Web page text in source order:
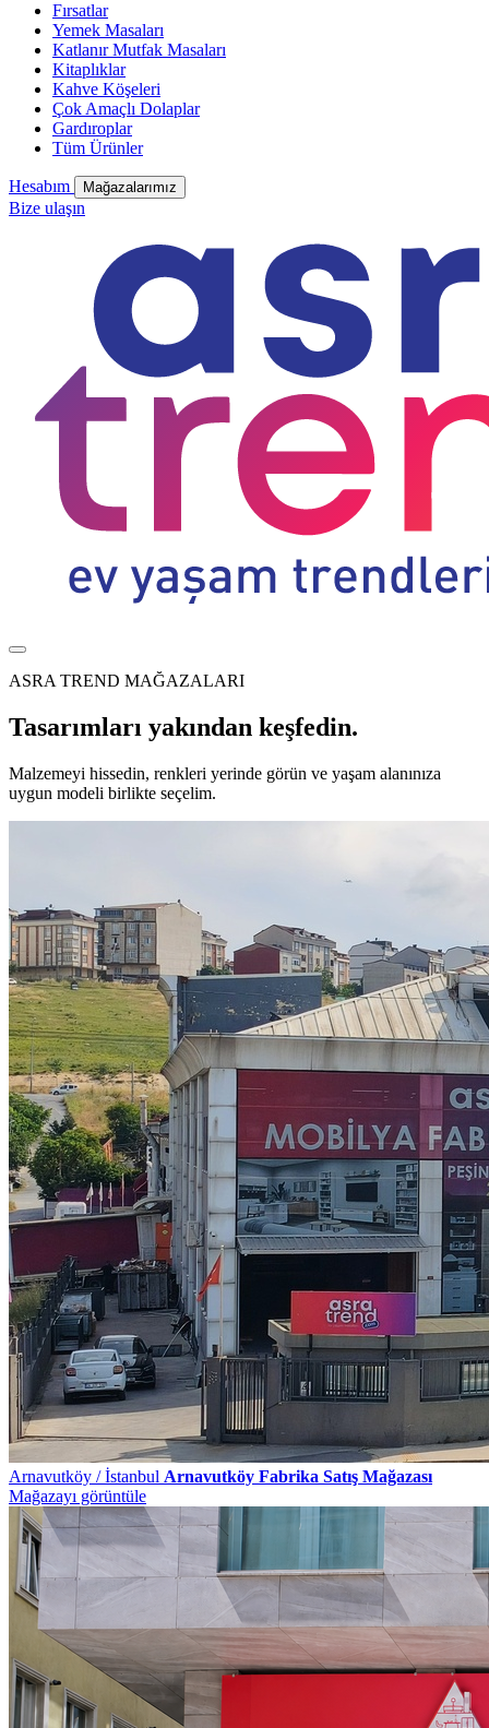
Fırsatlar
Yemek Masaları
Katlanır Mutfak Masaları
Kitaplıklar
Kahve Köşeleri
Çok Amaçlı Dolaplar
Gardıroplar
Tüm Ürünler
Hesabım Mağazalarımız
Bize ulaşın
ASRA TREND MAĞAZALARI
Tasarımları yakından keşfedin.
Malzemeyi hissedin, renkleri yerinde görün ve yaşam alanınıza
uygun modeli birlikte seçelim.
Arnavutköy / İstanbul Arnavutköy Fabrika Satış Mağazası
Mağazayı görüntüle